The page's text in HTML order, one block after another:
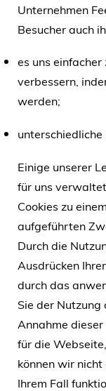
Unternehmen
Besucher auch
es uns
verbessern,
werden;
Einige unserer
für uns
Cookies zu
aufgeführten
Durch die
Ausdrücken
durch das
Sie der Nutzung
Annahme
für die
können wir
Ihrem Fall